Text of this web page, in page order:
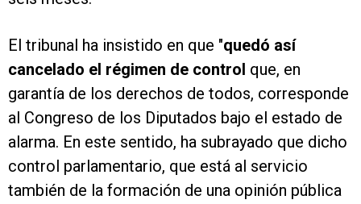
El tribunal ha insistido en que "quedó así
cancelado el régimen de control que, en
garantía de los derechos de todos, corresponde
al Congreso de los Diputados bajo el estado de
alarma. En este sentido, ha subrayado que dicho
control parlamentario, que está al servicio
también de la formación de una opinión pública